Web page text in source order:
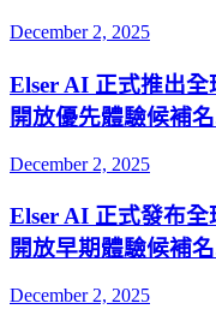
December 2, 2025
Elser AI 正式推出
開放優先體驗候補
December 2, 2025
Elser AI 正式發布
開放早期體驗候補
December 2, 2025